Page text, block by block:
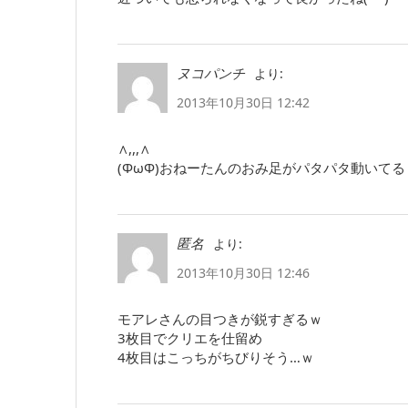
ヌコパンチ
より:
2013年10月30日 12:42
∧,,,∧
(ΦωΦ)おねーたんのおみ足がパタパタ動いてる
匿名
より:
2013年10月30日 12:46
モアレさんの目つきが鋭すぎるｗ
3枚目でクリエを仕留め
4枚目はこっちがちびりそう…ｗ